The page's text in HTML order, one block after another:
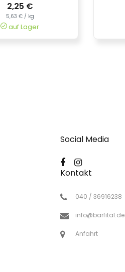
2,25 €
5,63 € / kg
auf Lager
Social Media
Kontakt
040 / 36916238
info@barfital.de
Anfahrt